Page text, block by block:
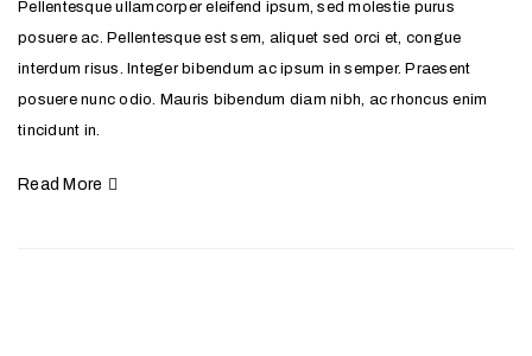
Pellentesque ullamcorper eleifend ipsum, sed molestie purus
posuere ac. Pellentesque est sem, aliquet sed orci et, congue
interdum risus. Integer bibendum ac ipsum in semper. Praesent
posuere nunc odio. Mauris bibendum diam nibh, ac rhoncus enim
tincidunt in.
Read More